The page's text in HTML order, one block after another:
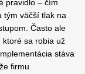
pravidlo – čím
tým väčší tlak na
Často ale
ktoré sa robia už
stáva
firmu